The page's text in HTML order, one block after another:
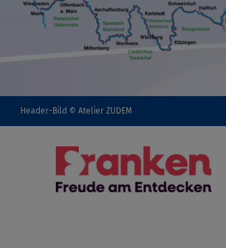
Header-Bild © Atelier ZUDEM